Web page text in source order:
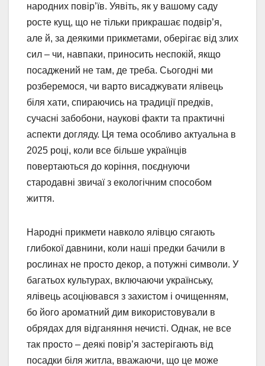
народних повір’їв. Уявіть, як у вашому саду
росте кущ, що не тільки прикрашає подвір’я,
але й, за деякими прикметами, оберігає від злих
сил – чи, навпаки, приносить неспокій, якщо
посаджений не там, де треба. Сьогодні ми
розберемося, чи варто висаджувати ялівець
біля хати, спираючись на традиції предків,
сучасні забобони, наукові факти та практичні
аспекти догляду. Ця тема особливо актуальна в
2025 році, коли все більше українців
повертаються до коріння, поєднуючи
стародавні звичаї з екологічним способом
життя.
Народні прикмети навколо ялівцю сягають
глибокої давнини, коли наші предки бачили в
рослинах не просто декор, а потужні символи. У
багатьох культурах, включаючи українську,
ялівець асоціювався з захистом і очищенням,
бо його ароматний дим використовували в
обрядах для відганяння нечисті. Однак, не все
так просто – деякі повір’я застерігають від
посадки біля житла, вважаючи, що це може